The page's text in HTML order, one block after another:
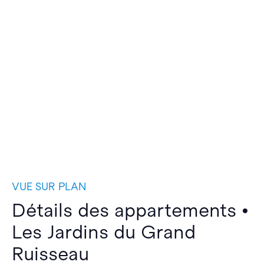
VUE SUR PLAN
Détails des appartements •
Les Jardins du Grand
Ruisseau